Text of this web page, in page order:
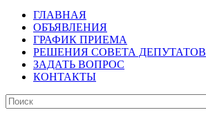
ГЛАВНАЯ
ОБЪЯВЛЕНИЯ
ГРАФИК ПРИЕМА
РЕШЕНИЯ СОВЕТА ДЕПУТАТОВ
ЗАДАТЬ ВОПРОС
КОНТАКТЫ